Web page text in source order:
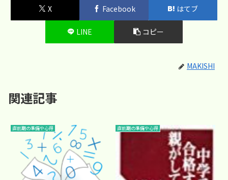
X Facebook はてブ
LINE コピー
MAKISHI
関連記事
直前期の準備や心得 直前期の準備や心得